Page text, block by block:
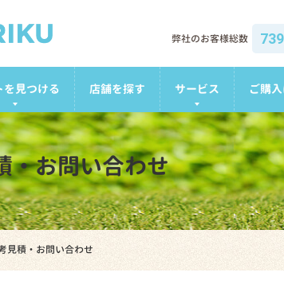
弊社のお客様総数
を見つける 店舗を探す サービス ご購
・お問い合わせ
見積・お問い合わせ